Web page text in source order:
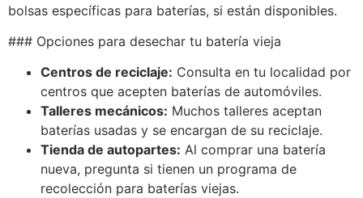
bolsas específicas para baterías, si están disponibles.
### Opciones para desechar tu batería vieja
Centros de reciclaje: Consulta en tu localidad por
centros que acepten baterías de automóviles.
Talleres mecánicos: Muchos talleres aceptan
baterías usadas y se encargan de su reciclaje.
Tienda de autopartes: Al comprar una batería
nueva, pregunta si tienen un programa de
recolección para baterías viejas.